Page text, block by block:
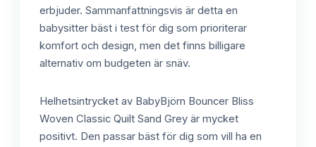
erbjuder. Sammanfattningsvis är detta en
babysitter bäst i test för dig som prioriterar
komfort och design, men det finns billigare
alternativ om budgeten är snäv.
Helhetsintrycket av BabyBjörn Bouncer Bliss
Woven Classic Quilt Sand Grey är mycket
positivt. Den passar bäst för dig som vill ha en